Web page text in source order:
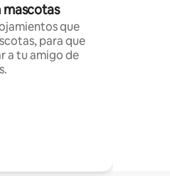
mascotas
que
para que
a tu amigo de